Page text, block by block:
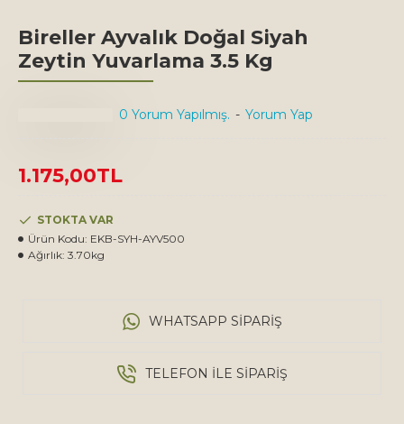
Bireller Ayvalık Doğal Siyah
Zeytin Yuvarlama 3.5 Kg
STOKTA VAR
Ürün Kodu: EKB-SYH-AYV500
Ağırlık: 3.70kg
0 Yorum Yapılmış. - Yorum Yap
1.175,00TL
WHATSAPP SIPARIŞ
TELEFON ILE SIPARIŞ